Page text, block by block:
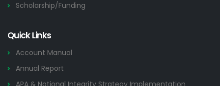
Scholarship/Funding
Quick Links
Account Manual
Annual Report
APA & National Integrity Strategy Implementation